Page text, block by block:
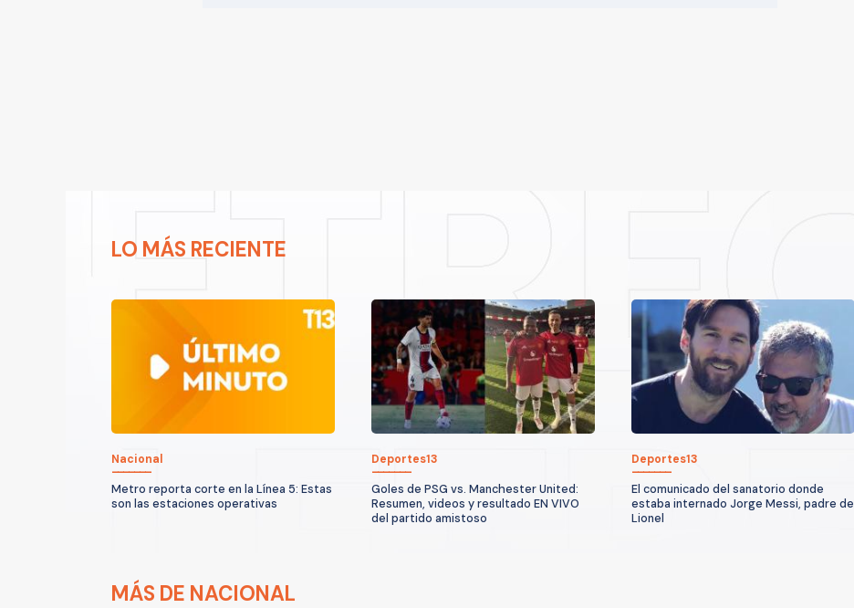
LO MÁS RECIENTE
Nacional
Metro reporta corte en la Línea 5: Estas
son las estaciones operativas
Deportes13
Goles de PSG vs. Manchester United:
Resumen, videos y resultado EN VIVO
del partido amistoso
Deportes13
El comunicado del sanatorio donde
estaba internado Jorge Messi, padre de
Lionel
MÁS DE NACIONAL